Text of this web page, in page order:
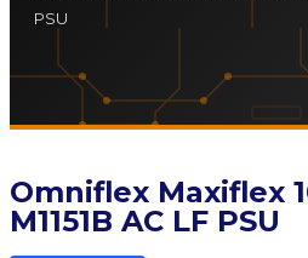
PSU
Omniflex Maxiflex
M1151B AC LF PSU